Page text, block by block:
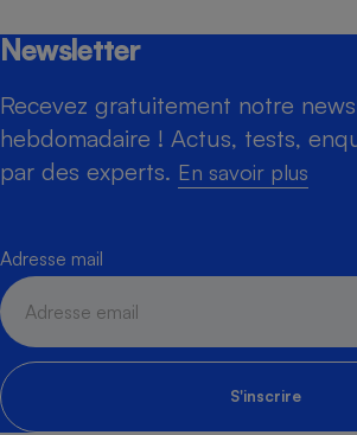
Newsletter
Recevez gratuitement notre
hebdomadaire ! Actus, tests,
par des experts. En savoir plus
Adresse mail
S'inscrire